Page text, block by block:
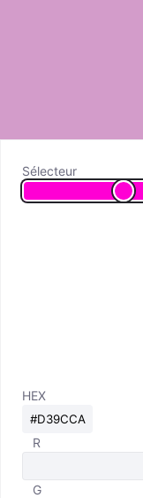
Sélecteur
HEX
R
G